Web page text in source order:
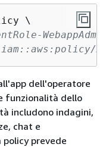
\
dell'operatore
funzionalità dello
includono indagini,
chat e
policy prevede